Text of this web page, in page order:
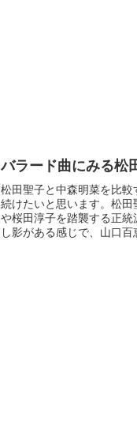
バラード曲にみる松
松田聖子と中森明菜を比
続けたいと思います。松
や桜田淳子を踏襲する正
し影がある感じで、山口